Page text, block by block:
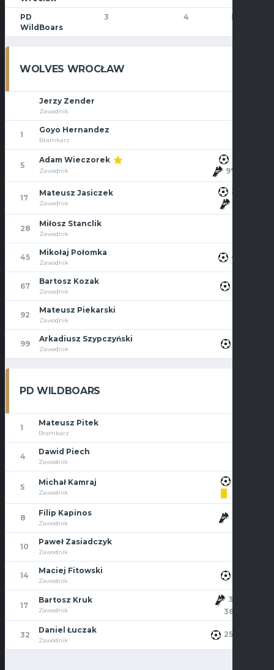
PD
WildBoars
3 4
WOLVES WROCŁAW
Jerzy Zender
Zawodnik
1
Goyo Hernandez
Bramkarz
5
Adam Wieczorek
Zawodnik
14'
9', 20'
17
Mateusz Jasiczek
Zawodnik
20'
28
Miłosz Stanclik
Zawodnik
45
Mikołaj Połomka
Zawodnik
47'
67
Bartosz Kozak
Zawodnik
92
Mateusz Piekarski
Zawodnik
99
Arkadiusz Szypczyński
Zawodnik
PD WILDBOARS
1
Mateusz Pitek
Bramkarz
4
Dawid Piech
Zawodnik
5
Michał Kamraj
Zawodnik
10'
8
Filip Kapinos
Zawodnik
10
Paweł Zasiadczyk
Zawodnik
14
Maciej Fitowski
Zawodnik
17
Bartosz Kruk
Zawodnik
3', 7',
38'
32
Daniel Łuczak
Zawodnik
25', 38'